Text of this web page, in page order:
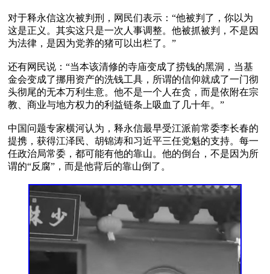
对于释永信这次被判刑，网民们表示：“他被判了，你以为
这是正义。其实这只是一次人事调整。他被抓被判，不是因
为法律，是因为党养的猪可以出栏了。”
还有网民说：“当本该清修的寺庙变成了捞钱的黑洞，当基
金会变成了挪用资产的洗钱工具，所谓的信仰就成了一门彻
头彻尾的无本万利生意。他不是一个人在贪，而是依附在宗
教、商业与地方权力的利益链条上吸血了几十年。”
中国问题专家横河认为，释永信最早受江派前常委李长春的
提携，获得江泽民、胡锦涛和习近平三任党魁的支持。每一
任政治局常委，都可能有他的靠山。他的倒台，不是因为所
谓的“反腐”，而是他背后的靠山倒了。